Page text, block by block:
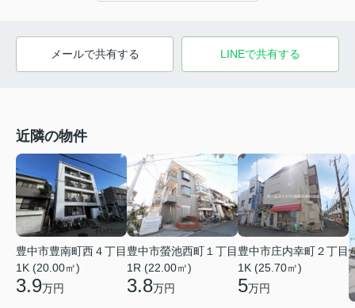
メールで共有する LINEで共有する
近隣の物件
豊中市豊南町西４丁目
1K (20.00㎡)
3.9万円
豊中市螢池西町１丁目
1R (22.00㎡)
3.8万円
豊中市庄内幸町２丁目
1K (25.70㎡)
5万円